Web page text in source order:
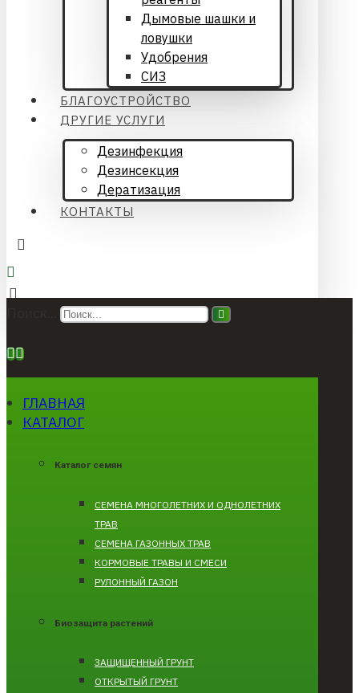
Дымовые шашки и
ловушки
Удобрения
СИЗ
БЛАГОУСТРОЙСТВО
ДРУГИЕ УСЛУГИ
Дезинфекция
Дезинсекция
Дератизация
КОНТАКТЫ
ГЛАВНАЯ
КАТАЛОГ
Каталог семян
CЕМЕНА МНОГОЛЕТНИХ И ОДНОЛЕТНИХ
ТРАВ
СЕМЕНА ГАЗОННЫХ ТРАВ
КОРМОВЫЕ ТРАВЫ И СМЕСИ
РУЛОННЫЙ ГАЗОН
Биозащита растений
ЗАЩИЩЕННЫЙ ГРУНТ
ОТКРЫТЫЙ ГРУНТ